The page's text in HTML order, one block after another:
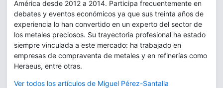
América desde 2012 a 2014. Participa frecuentemente en
debates y eventos económicos ya que sus treinta años de
experiencia lo han convertido en un experto del sector de
los metales preciosos. Su trayectoria profesional ha estado
siempre vinculada a este mercado: ha trabajado en
empresas de compraventa de metales y en refinerías como
Heraeus, entre otras.
Ver todos los artículos de Miguel Pérez-Santalla